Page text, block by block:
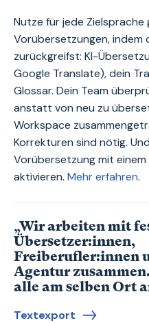
Nutze für jede Zielsprache
Vorübersetzungen, indem
zurückgreifst: KI-
Google Translate), dein
Glossar. Dein Team
anstatt von neu zu
Workspace
Korrekturen sind nötig.
Vorübersetzung mit einem
aktivieren. Mehr erfahren.
„Wir arbeiten mit
Übersetzer:innen,
Freiberufler:innen
Agentur
alle am selben Ort
Textexport